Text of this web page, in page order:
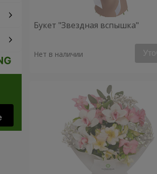
Букет "Звездная вспышка"
Нет в наличии